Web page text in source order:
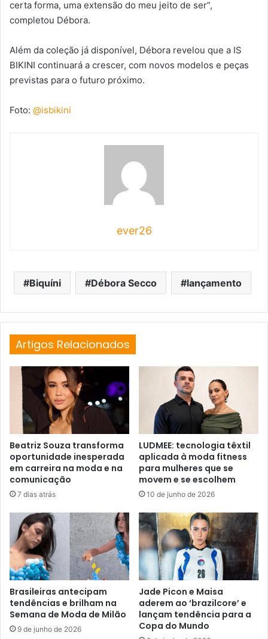
certa forma, uma extensão do meu jeito de ser”,
completou Débora.
Além da coleção já disponível, Débora revelou que a IS
BIKINI continuará a crescer, com novos modelos e peças
previstas para o futuro próximo.
Foto: @isbikini
ever26
Biquíni Débora Secco lançamento
Artigos Relacionados
Beatriz Souza transforma
oportunidade inesperada
em carreira na moda e na
comunicação
7 dias atrás
LUDMEE: tecnologia têxtil
aplicada à moda fitness
para mulheres que se
movem e se escolhem
10 de junho de 2026
Brasileiras antecipam
tendências e brilham na
Semana de Moda de Milão
9 de junho de 2026
Jade Picon e Maisa
aderem ao ‘brazilcore’ e
lançam tendência para a
Copa do Mundo